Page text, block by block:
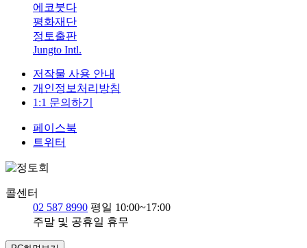
에코붓다
평화재단
정토출판
Jungto Intl.
저작물 사용 안내
개인정보처리방침
1:1 문의하기
페이스북
트위터
콜센터
02 587 8990 평일 10:00~17:00
주말 및 공휴일 휴무